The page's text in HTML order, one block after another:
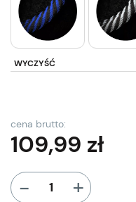
WYCZYŚĆ
cena brutto:
109,99 zł
- +